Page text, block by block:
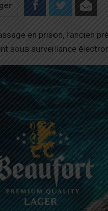
en prison, l’ancien
sous surveillance